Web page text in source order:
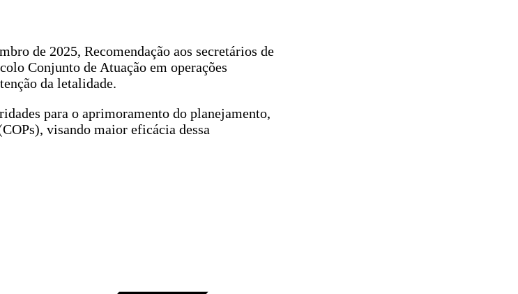
de 2025, Recomendação aos secretários de
Conjunto de Atuação em operações
da letalidade.
para o aprimoramento do planejamento,
visando maior eficácia dessa